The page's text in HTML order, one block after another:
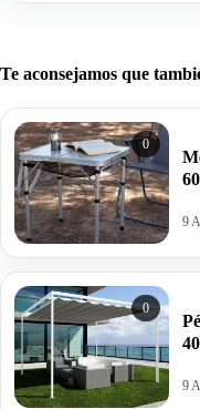
Te aconsejamos que
0
9
0
9